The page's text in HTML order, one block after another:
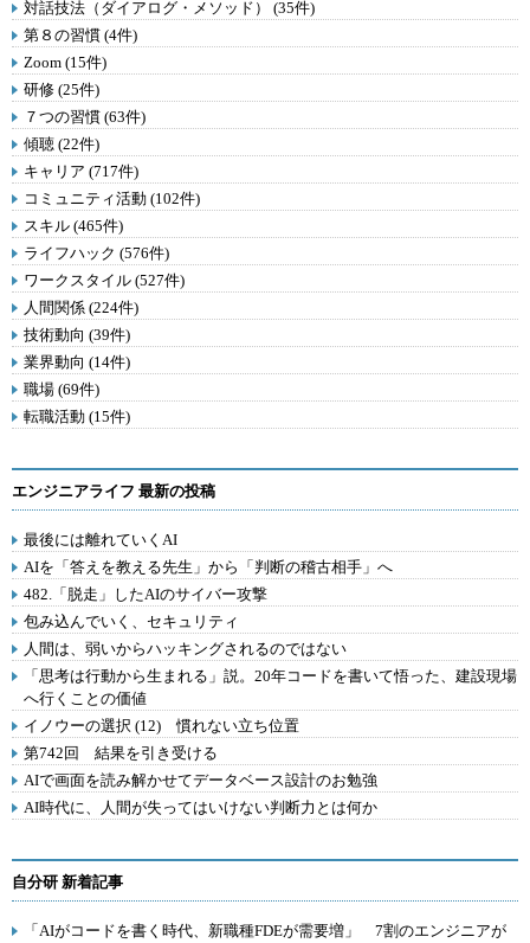
対話技法（ダイアログ・メソッド） (35件)
第８の習慣 (4件)
Zoom (15件)
研修 (25件)
７つの習慣 (63件)
傾聴 (22件)
キャリア (717件)
コミュニティ活動 (102件)
スキル (465件)
ライフハック (576件)
ワークスタイル (527件)
人間関係 (224件)
技術動向 (39件)
業界動向 (14件)
職場 (69件)
転職活動 (15件)
エンジニアライフ 最新の投稿
最後には離れていくAI
AIを「答えを教える先生」から「判断の稽古相手」へ
482.「脱走」したAIのサイバー攻撃
包み込んでいく、セキュリティ
人間は、弱いからハッキングされるのではない
「思考は行動から生まれる」説。20年コードを書いて悟った、建設現場
へ行くことの価値
イノウーの選択 (12) 慣れない立ち位置
第742回 結果を引き受ける
AIで画面を読み解かせてデータベース設計のお勉強
AI時代に、人間が失ってはいけない判断力とは何か
自分研 新着記事
「AIがコードを書く時代、新職種FDEが需要増」 7割のエンジニアが